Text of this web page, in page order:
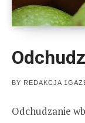
BY REDAKCJA
Odchudzanie